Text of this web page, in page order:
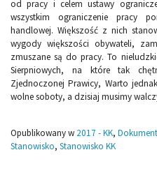
od pracy i celem ustawy
wszystkim ograniczenie pracy
handlowej. Większość z nich
wygody większości obywateli,
zmuszane są do pracy. To
Sierpniowych, na które tak
Zjednoczonej Prawicy, Warto
wolne soboty, a dzisiaj musimy
Opublikowany w 2017 - KK,
Stanowisko, Stanowisko KK